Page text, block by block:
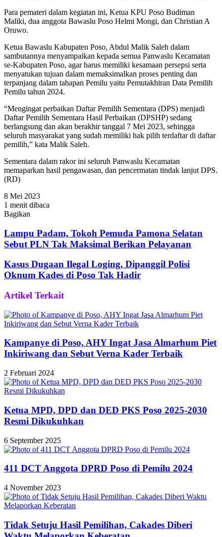
Para pemateri dalam kegiatan ini, Ketua KPU Poso Budiman
Maliki, dua anggota Bawaslu Poso Helmi Mongi, dan Christian A
Oruwo.
Ketua Bawaslu Kabupaten Poso, Abdul Malik Saleh dalam
sambutannya menyampaikan kepada semua Panwaslu Kecamatan
se-Kabupaten Poso, agar harus memiliki kesamaan persepsi serta
menyatukan tujuan dalam memaksimalkan proses penting dan
terpanjang dalam tahapan Pemilu yaitu Pemutakhiran Data Pemilih
Pemilu tahun 2024.
“Mengingat perbaikan Daftar Pemilih Sementara (DPS) menjadi
Daftar Pemilih Sementara Hasil Perbaikan (DPSHP) sedang
berlangsung dan akan berakhir tanggal 7 Mei 2023, sehingga
seluruh masyarakat yang sudah memiliki hak pilih terdaftar di daftar
pemilih,” kata Malik Saleh.
Sementara dalam rakor ini seluruh Panwaslu Kecamatan
memaparkan hasil pengawasan, dan pencermatan tindak lanjut DPS.
(RD)
8 Mei 2023
1 menit dibaca
Bagikan
via
Email
Lampu Padam, Tokoh Pemuda Pamona Selatan
Sebut PLN Tak Maksimal Berikan Pelayanan
Kasus Dugaan Ilegal Loging, Dipanggil Polisi
Oknum Kades di Poso Tak Hadir
Artikel Terkait
Kampanye di Poso, AHY Ingat Jasa Almarhum Piet
Inkiriwang dan Sebut Verna Kader Terbaik
2 Februari 2024
Ketua MPD, DPD dan DED PKS Poso 2025-2030
Resmi Dikukuhkan
6 September 2025
411 DCT Anggota DPRD Poso di Pemilu 2024
4 November 2023
Tidak Setuju Hasil Pemilihan, Cakades Diberi